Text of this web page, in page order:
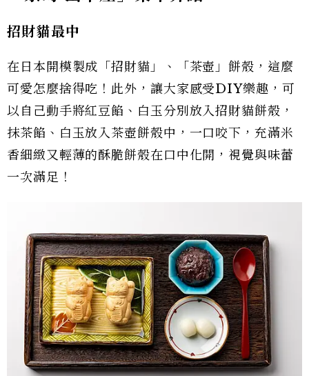
招財貓最中
在日本開模製成「招財貓」、「茶壺」餅殼，這麼
可愛怎麼捨得吃！此外，讓大家感受DIY樂趣，可
以自己動手將紅豆餡、白玉分別放入招財貓餅殼，
抹茶餡、白玉放入茶壺餅殼中，一口咬下，充滿米
香細緻又輕薄的酥脆餅殼在口中化開，視覺與味蕾
一次滿足！